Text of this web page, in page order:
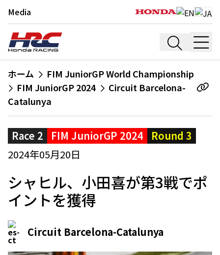
Media
ホーム
FIM JuniorGP World Championship
FIM JuniorGP 2024
Circuit Barcelona-
Catalunya
Race 2 FIM JuniorGP 2024
Round 3
2024年05月20日
シャヒル、小田喜が第3戦でポ
イントを獲得
Circuit Barcelona-Catalunya